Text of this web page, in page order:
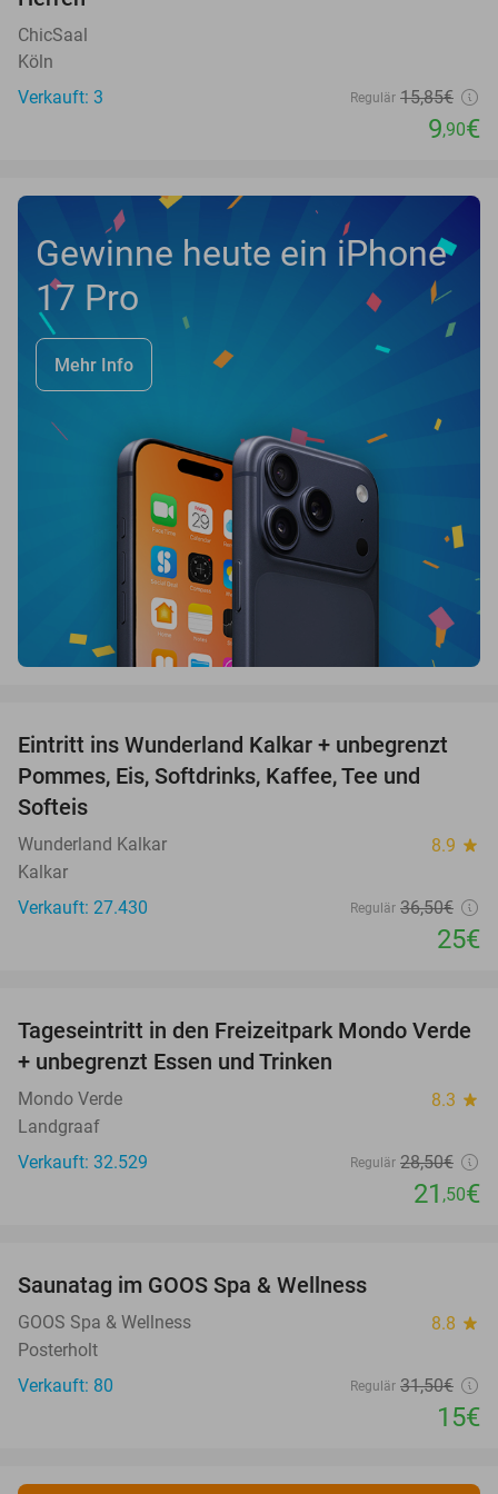
ChicSaal
Köln
Verkauft: 3
Regulär 15,85€
9,90€
Gewinne heute ein iPhone
17 Pro
Mehr Info
32%
Eintritt ins Wunderland Kalkar + unbegrenzt
Pommes, Eis, Softdrinks, Kaffee, Tee und
Softeis
Wunderland Kalkar 8.9 star
Kalkar
Verkauft: 27.430
Regulär 36,50€
25€
25%
Tageseintritt in den Freizeitpark Mondo Verde
+ unbegrenzt Essen und Trinken
Mondo Verde 8.3 star
Landgraaf
Verkauft: 32.529
Regulär 28,50€
21 ,50€
TODAY
Saunatag im GOOS Spa & Wellness
GOOS Spa & Wellness 8.8 star
Posterholt
Verkauft: 80
Regulär 31,50€
15€